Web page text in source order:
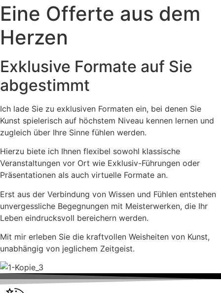
Eine Offerte aus dem
Herzen
Exklusive Formate auf Sie
abgestimmt
Ich lade Sie zu exklusiven Formaten ein, bei denen Sie
Kunst spielerisch auf höchstem Niveau kennen lernen und
zugleich über Ihre Sinne fühlen werden.
Hierzu biete ich Ihnen flexibel sowohl klassische
Veranstaltungen vor Ort wie Exklusiv-Führungen oder
Präsentationen als auch virtuelle Formate an.
Erst aus der Verbindung von Wissen und Fühlen entstehen
unvergessliche Begegnungen mit Meisterwerken, die Ihr
Leben eindrucksvoll bereichern werden.
Mit mir erleben Sie die kraftvollen Weisheiten von Kunst,
unabhängig von jeglichem Zeitgeist.